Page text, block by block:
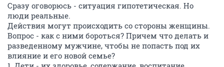
Сразу оговорюсь - ситуация гипотетическая. Но
люди реальные.
Действия могут происходить со стороны женщины.
Вопрос - как с ними бороться? Причем что делать и
разведенному мужчине, чтобы не попасть под их
влияние и его новой семье?